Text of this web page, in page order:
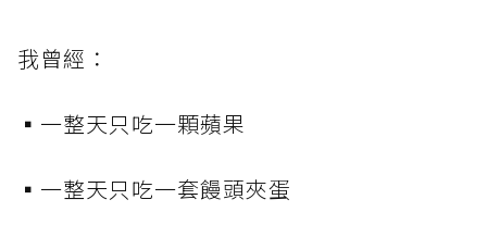
我曾經：
▪️一整天只吃一顆蘋果
▪️一整天只吃一套饅頭夾蛋